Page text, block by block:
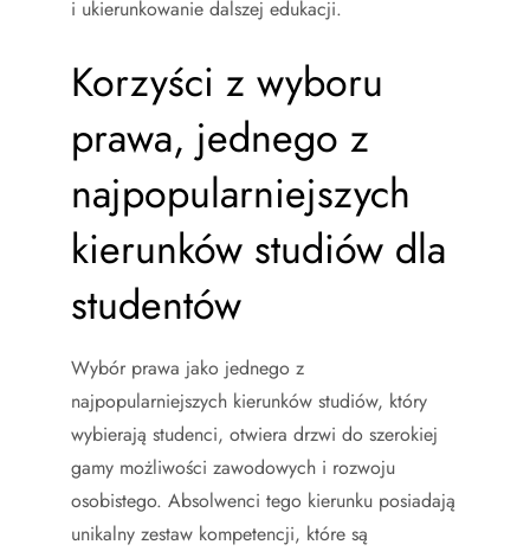
i ukierunkowanie dalszej edukacji.
Korzyści z wyboru
prawa, jednego z
najpopularniejszych
kierunków studiów dla
studentów
Wybór prawa jako jednego z
najpopularniejszych kierunków studiów, który
wybierają studenci, otwiera drzwi do szerokiej
gamy możliwości zawodowych i rozwoju
osobistego. Absolwenci tego kierunku posiadają
unikalny zestaw kompetencji, które są